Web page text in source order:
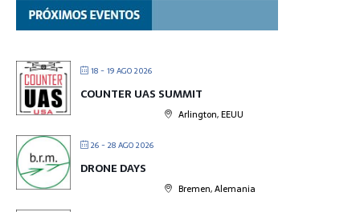
18 - 19 AGO 2026
COUNTER UAS SUMMIT
Arlington, EEUU
26 - 28 AGO 2026
DRONE DAYS
Bremen, Alemania